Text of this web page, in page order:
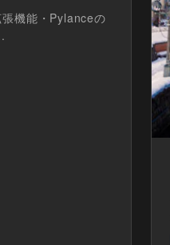
機能・Pylanceの